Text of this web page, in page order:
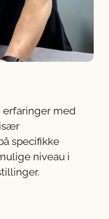
erfaringer med
specifikke
niveau i